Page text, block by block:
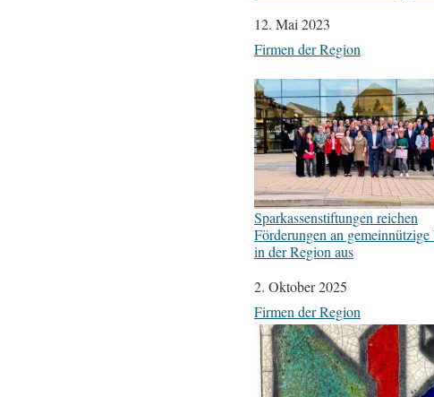
Datum
12. Mai 2023
In Bezug auf
Firmen der Region
Sparkassenstiftungen reichen
Förderungen an gemeinnützige
in der Region aus
Datum
2. Oktober 2025
In Bezug auf
Firmen der Region